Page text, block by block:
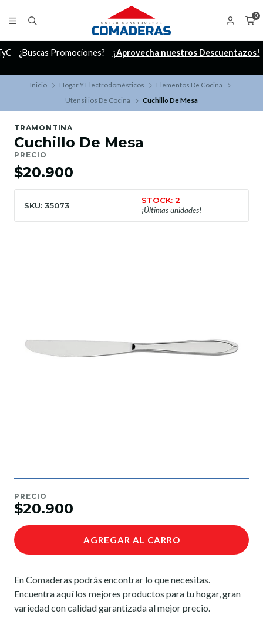
0
¿Buscas Promociones? ¡Aprovecha nuestros Descuentazos!
Inicio Hogar Y Electrodomésticos
Elementos De Cocina
Utensilios De Cocina
Cuchillo De Mesa
TRAMONTINA
Cuchillo De Mesa
PRECIO
$20.900
SKU: 35073
STOCK: 2
¡Últimas unidades!
PRECIO
$20.900
AGREGAR AL CARRO
En Comaderas podrás encontrar lo que necesitas.
Encuentra aquí los mejores productos para tu hogar, gran
variedad con calidad garantizada al mejor precio.